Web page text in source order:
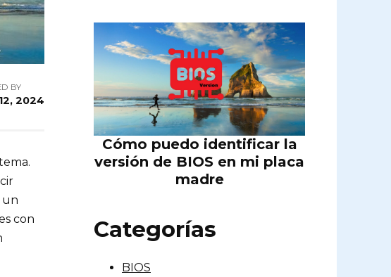
BY
2024
un
con
Cómo puedo identificar la
versión de BIOS en mi placa
madre
Categorías
BIOS